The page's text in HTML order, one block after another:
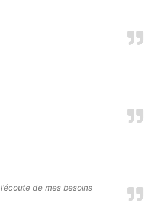
de mes besoins